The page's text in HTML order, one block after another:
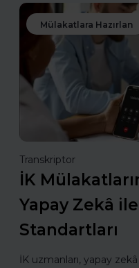
Mülakatlara Hazırlan
Transkriptor
İK
Yapay Zekâ
Standartları
İK uzmanları, yapay